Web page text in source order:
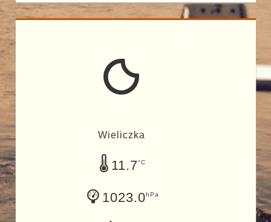
Wieliczka
11.7°C
1023.0hPa